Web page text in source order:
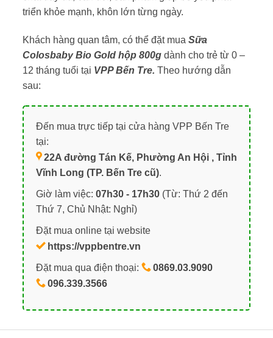
triển khỏe mạnh, khôn lớn từng ngày.
Khách hàng quan tâm, có thể đặt mua Sữa
Colosbaby Bio Gold hộp 800gdành cho trẻ từ 0 –
12 tháng tuổi tại VPP Bến Tre. Theo hướng dẫn
sau:
Đến mua trực tiếp tại cửa hàng VPP Bến Tre
tại:
22A đường Tán Kế, Phường An Hội , Tỉnh
Vĩnh Long (TP. Bến Tre cũ).
Giờ làm việc: 07h30 - 17h30(Từ: Thứ 2 đến
Thứ 7, Chủ Nhật: Nghỉ)
Đặt mua online tại website
https://vppbentre.vn
Đặt mua qua điện thoại:
0869.03.9090
096.339.3566